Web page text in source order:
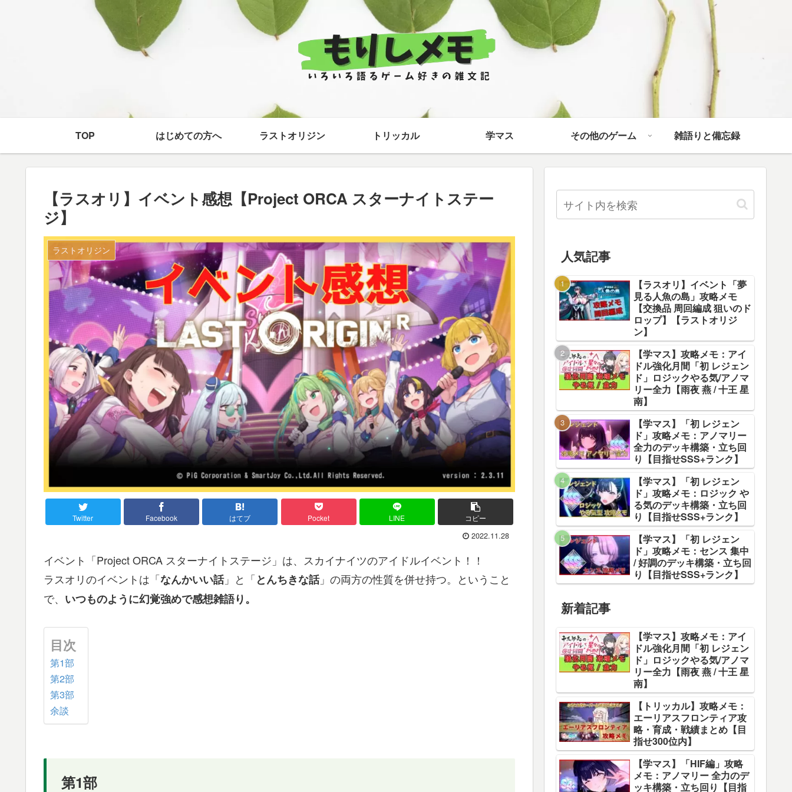
TOP はじめての方へ ラストオリジン トリッカル 学マス その他のゲーム 雑語りと備忘録
【ラスオリ】イベント感想【Project ORCA スターナイトステー
ジ】
ラストオリジン
Twitter Facebook はてブ Pocket LINE コピー
2022.11.28
イベント「Project ORCA スターナイトステージ」は、スカイナイツのアイドルイベント！！
ラスオリのイベントは「なんかいい話」と「とんちきな話」の両方の性質を併せ持つ。ということ
で、 いつものように幻覚強めで感想雑語り。
目次
第1部
第2部
第3部
余談
第1部
人気記事
【ラスオリ】イベント「夢
見る人魚の島」攻略メモ
【交換品 周回編成 狙いのド
ロップ】【ラストオリジ
ン】
【学マス】攻略メモ：アイ
ドル強化月間「初 レジェン
ド」ロジックやる気/アノマ
リー全力【雨夜 燕 / 十王 星
南】
【学マス】「初 レジェン
ド」攻略メモ：アノマリー
全力のデッキ構築・立ち回
り【目指せSSS+ランク】
【学マス】「初 レジェン
ド」攻略メモ：ロジック や
る気のデッキ構築・立ち回
り【目指せSSS+ランク】
【学マス】「初 レジェン
ド」攻略メモ：センス 集中
/ 好調のデッキ構築・立ち回
り【目指せSSS+ランク】
新着記事
【学マス】攻略メモ：アイ
ドル強化月間「初 レジェン
ド」ロジックやる気/アノマ
リー全力【雨夜 燕 / 十王 星
南】
【トリッカル】攻略メモ：
エーリアスフロンティア攻
略・育成・戦績まとめ【目
指せ300位内】
【学マス】「HIF編」攻略
メモ：アノマリー 全力のデ
ッキ構築・立ち回り【目指